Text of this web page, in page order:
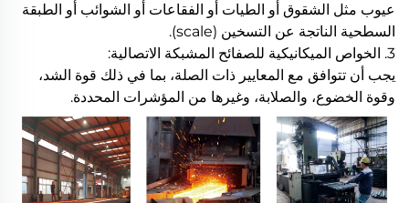
عيوب مثل الشقوق أو الطيات أو الفقاعات أو الشوائب أو الطبقة
السطحية الناتجة عن التسخين (scale).
3. الخواص الميكانيكية للصفائح المشبكة الاتصالية:
يجب أن تتوافق مع المعايير ذات الصلة، بما في ذلك قوة الشد،
وقوة الخضوع، والصلابة، وغيرها من المؤشرات المحددة.